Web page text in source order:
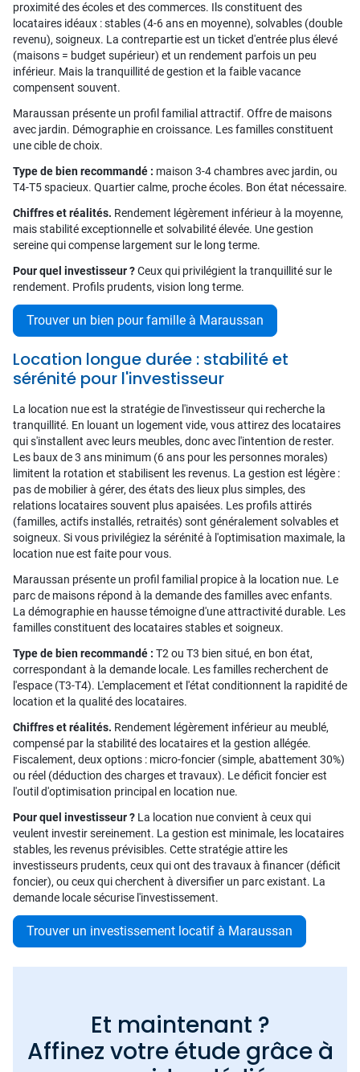
proximité des écoles et des commerces. Ils constituent des
locataires idéaux : stables (4-6 ans en moyenne), solvables (double
revenu), soigneux. La contrepartie est un ticket d'entrée plus élevé
(maisons = budget supérieur) et un rendement parfois un peu
inférieur. Mais la tranquillité de gestion et la faible vacance
compensent souvent.
Maraussan présente un profil familial attractif. Offre de maisons
avec jardin. Démographie en croissance. Les familles constituent
une cible de choix.
Type de bien recommandé : maison 3-4 chambres avec jardin, ou
T4-T5 spacieux. Quartier calme, proche écoles. Bon état nécessaire.
Chiffres et réalités. Rendement légèrement inférieur à la moyenne,
mais stabilité exceptionnelle et solvabilité élevée. Une gestion
sereine qui compense largement sur le long terme.
Pour quel investisseur ?Ceux qui privilégient la tranquillité sur le
rendement. Profils prudents, vision long terme.
Trouver un bien pour famille à Maraussan
Location longue durée : stabilité et
sérénité pour l'investisseur
La location nue est la stratégie de l'investisseur qui recherche la
tranquillité. En louant un logement vide, vous attirez des locataires
qui s'installent avec leurs meubles, donc avec l'intention de rester.
Les baux de 3 ans minimum (6 ans pour les personnes morales)
limitent la rotation et stabilisent les revenus. La gestion est légère :
pas de mobilier à gérer, des états des lieux plus simples, des
relations locataires souvent plus apaisées. Les profils attirés
(familles, actifs installés, retraités) sont généralement solvables et
soigneux. Si vous privilégiez la sérénité à l'optimisation maximale, la
location nue est faite pour vous.
Maraussan présente un profil familial propice à la location nue. Le
parc de maisons répond à la demande des familles avec enfants.
La démographie en hausse témoigne d'une attractivité durable. Les
familles constituent des locataires stables et soigneux.
Type de bien recommandé : T2 ou T3 bien situé, en bon état,
correspondant à la demande locale. Les familles recherchent de
l'espace (T3-T4). L'emplacement et l'état conditionnent la rapidité de
location et la qualité des locataires.
Chiffres et réalités. Rendement légèrement inférieur au meublé,
compensé par la stabilité des locataires et la gestion allégée.
Fiscalement, deux options : micro-foncier (simple, abattement 30%)
ou réel (déduction des charges et travaux). Le déficit foncier est
l'outil d'optimisation principal en location nue.
Pour quel investisseur ? La location nue convient à ceux qui
veulent investir sereinement. La gestion est minimale, les locataires
stables, les revenus prévisibles. Cette stratégie attire les
investisseurs prudents, ceux qui ont des travaux à financer (déficit
foncier), ou ceux qui cherchent à diversifier un parc existant. La
demande locale sécurise l'investissement.
Trouver un investissement locatif à Maraussan
Et maintenant ?
Affinez votre étude grâce à